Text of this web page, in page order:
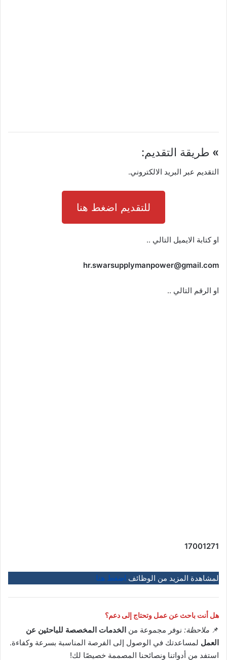
» طريقة التقديم:
التقديم عبر البريد الالكتروني.
للتقديم اضغط هنا
او كتابة الايميل التالي ..
hr.swarsupplymanpower@gmail.com
او الرقم التالي ..
17001271
لمشاهدة المزيد من الوظائف اضغط هنا
هل أنت باحث عن عمل وتحتاج إلى دعم؟
📌 ملاحظة: نوفر مجموعة من الخدمات المخصصة للباحثين عن
العمل لمساعدتك في الوصول إلى الفرصة المناسبة بسرعة وكفاءة.
استفد من أدواتنا ونصائحنا المصممة خصيصًا لك!